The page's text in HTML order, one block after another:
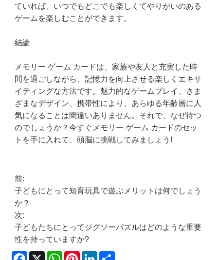
ていれば、いつでもどこでも楽しくてやりがいのある
ゲームを楽しむことができます。
結論
メモリー ゲーム カードは、家族や友人と充実した時
間を過ごしながら、記憶力を向上させる楽しくエキサ
イティングな方法です。魅力的なゲームプレイ、さま
ざまなデザイン、携帯性により、あらゆる年齢層に人
気になることは間違いありません。それで、なぜ待つ
のでしょうか？今すぐメモリー ゲーム カードのセッ
トを手に入れて、頭脳に挑戦してみましょう!
前:
子どもにとって知育玩具で遊ぶメリットは何でしょう
か？
次:
子どもたちにとってジグソーパズルはどのような重要
性を持っていますか?
Facebook
X WhatsApp
PinterestLinkedIn